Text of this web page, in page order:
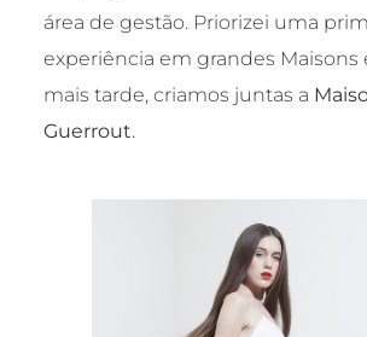
área de gestão. Priorizei uma
experiência em grandes Maisons
mais tarde, criamos juntas a
Guerrout.